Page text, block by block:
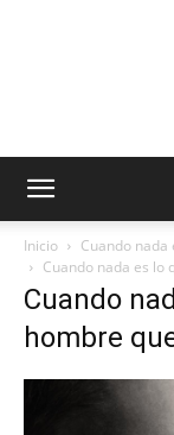
Inicio
Cuando
Cuando nada es lo
Cuando
hombre